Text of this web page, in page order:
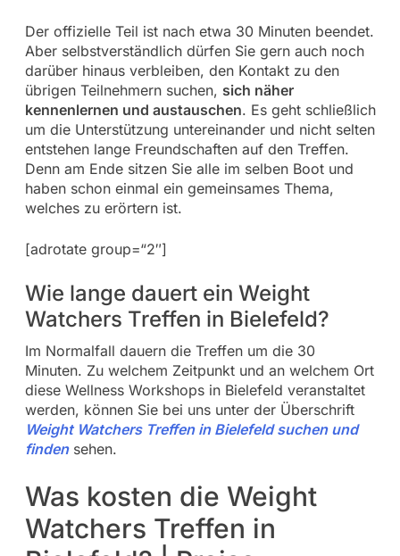
Der offizielle Teil ist nach etwa 30 Minuten beendet.
Aber selbstverständlich dürfen Sie gern auch noch
darüber hinaus verbleiben, den Kontakt zu den
übrigen Teilnehmern suchen, sich näher
kennenlernen und austauschen. Es geht schließlich
um die Unterstützung untereinander und nicht selten
entstehen lange Freundschaften auf den Treffen.
Denn am Ende sitzen Sie alle im selben Boot und
haben schon einmal ein gemeinsames Thema,
welches zu erörtern ist.
[adrotate group=“2″]
Wie lange dauert ein Weight
Watchers Treffen in Bielefeld?
Im Normalfall dauern die Treffen um die 30
Minuten. Zu welchem Zeitpunkt und an welchem Ort
diese Wellness Workshops in Bielefeld veranstaltet
werden, können Sie bei uns unter der Überschrift
Weight Watchers Treffen in Bielefeld suchen und
findensehen.
Was kosten die Weight
Watchers Treffen in